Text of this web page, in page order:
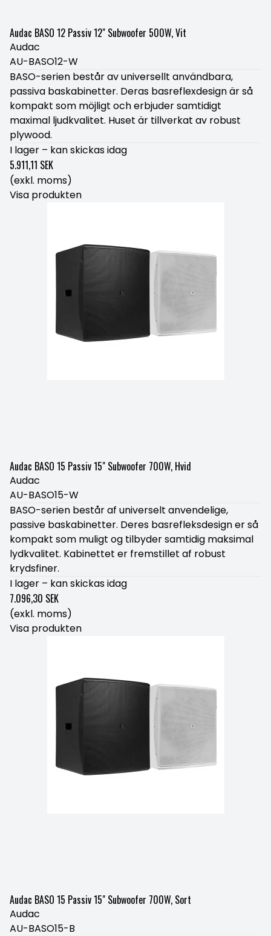
Audac BASO 12 Passiv 12" Subwoofer 500W, Vit
Audac
AU-BASO12-W
BASO-serien består av universellt användbara,
passiva baskabinetter. Deras basreflexdesign är så
kompakt som möjligt och erbjuder samtidigt
maximal ljudkvalitet. Huset är tillverkat av robust
plywood.
I lager – kan skickas idag
5.911,11 SEK
(exkl. moms)
Visa produkten
Audac BASO 15 Passiv 15" Subwoofer 700W, Hvid
Audac
AU-BASO15-W
BASO-serien består af universelt anvendelige,
passive baskabinetter. Deres basrefleksdesign er så
kompakt som muligt og tilbyder samtidig maksimal
lydkvalitet. Kabinettet er fremstillet af robust
krydsfiner.
I lager – kan skickas idag
7.096,30 SEK
(exkl. moms)
Visa produkten
Audac BASO 15 Passiv 15" Subwoofer 700W, Sort
Audac
AU-BASO15-B